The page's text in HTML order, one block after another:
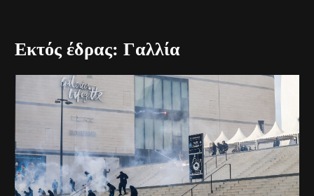
Εκτός έδρας: Γαλλία